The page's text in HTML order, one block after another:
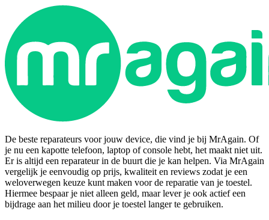
De beste reparateurs voor jouw device, die vind je bij MrAgain. Of
je nu een kapotte telefoon, laptop of console hebt, het maakt niet uit.
Er is altijd een reparateur in de buurt die je kan helpen. Via MrAgain
vergelijk je eenvoudig op prijs, kwaliteit en reviews zodat je een
weloverwegen keuze kunt maken voor de reparatie van je toestel.
Hiermee bespaar je niet alleen geld, maar lever je ook actief een
bijdrage aan het milieu door je toestel langer te gebruiken.